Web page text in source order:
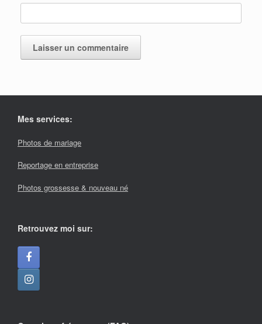
Mes services:
Photos de mariage
Reportage en entreprise
Photos grossesse & nouveau né
Retrouvez moi sur: